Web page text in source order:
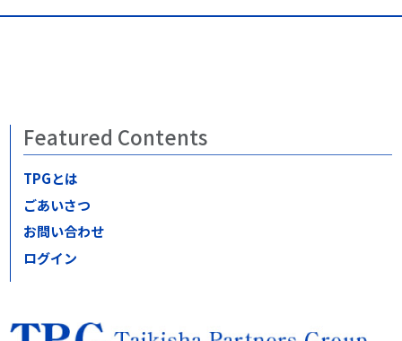
Featured Contents
TPGとは
ごあいさつ
お問い合わせ
ログイン